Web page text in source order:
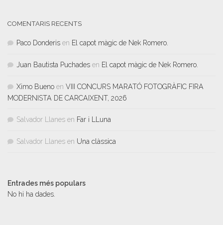
COMENTARIS RECENTS
Paco Donderis en El capot màgic de Nek Romero.
Juan Bautista Puchades en El capot màgic de Nek Romero.
Ximo Bueno en VIII CONCURS MARATÓ FOTOGRÀFIC FIRA
MODERNISTA DE CARCAIXENT, 2026
Salvador Llanes en Far i LLuna
Salvador Llanes en Una clàssica
Entrades més populars
No hi ha dades.